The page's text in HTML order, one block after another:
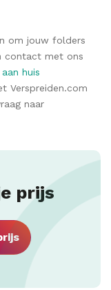
om jouw folders
contact met ons
huis
Verspreiden.com
naar
prijs